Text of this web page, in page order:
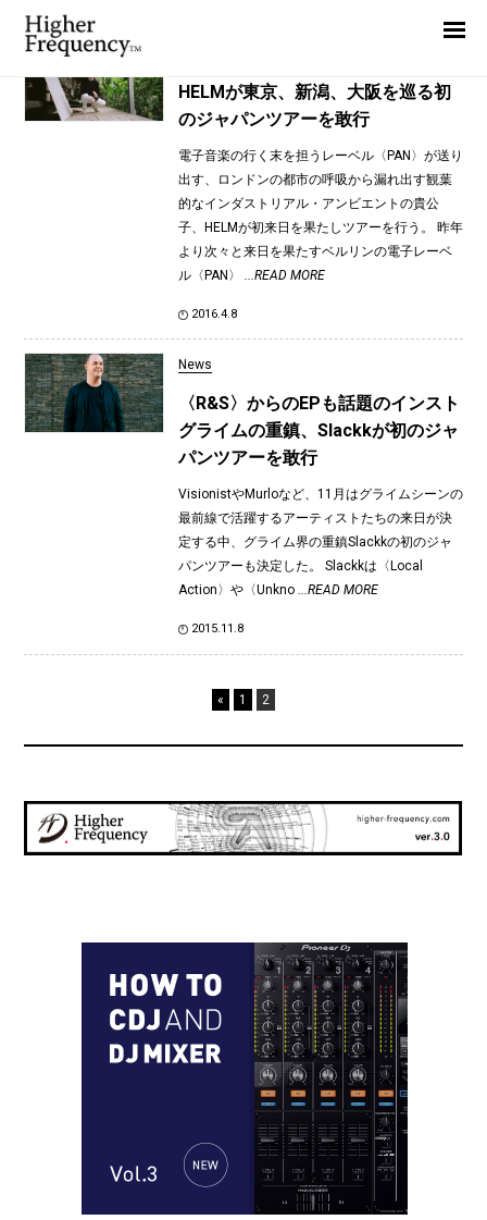
TAG: Forestlimit
HELMが東京、新潟、大阪を巡る初
のジャパンツアーを敢行
電子音楽の行く末を担うレーベル〈PAN〉が送り
出す、ロンドンの都市の呼吸から漏れ出す観葉
的なインダストリアル・アンビエントの貴公
子、HELMが初来日を果たしツアーを行う。 昨年
より次々と来日を果たすベルリンの電子レーベ
ル〈PAN〉 ...READ MORE
2016.4.8
News
〈R&S〉からのEPも話題のインスト
グライムの重鎮、Slackkが初のジャ
パンツアーを敢行
VisionistやMurloなど、11月はグライムシーンの
最前線で活躍するアーティストたちの来日が決
定する中、グライム界の重鎮Slackkの初のジャ
パンツアーも決定した。 Slackkは〈Local
Action〉や〈Unkno ...READ MORE
2015.11.8
« 1 2
News
Interview
Highlight
Report